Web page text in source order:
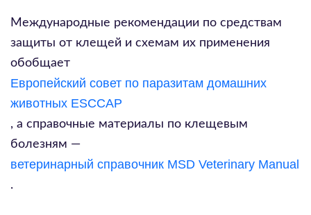
Международные рекомендации по средствам
защиты от клещей и схемам их применения
обобщает
Европейский совет по паразитам домашних
животных ESCCAP
, а справочные материалы по клещевым
болезням —
ветеринарный справочник MSD Veterinary Manual
.